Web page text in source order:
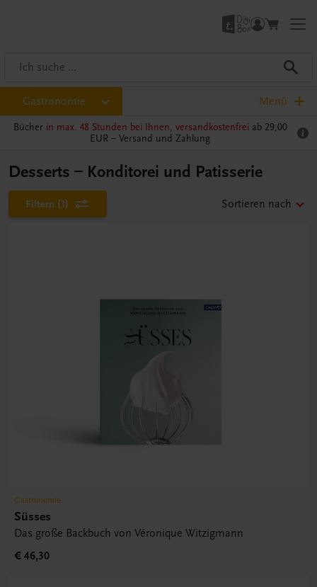
Gastronomie Menü
Bücher in max. 48 Stunden bei Ihnen, versandkostenfrei ab 29,00
EUR – Versand und Zahlung
Desserts – Konditorei und Patisserie
Filtern (1) Sortieren nach
Gastronomie
Süsses
Das große Backbuch von Véronique Witzigmann
€ 46,30